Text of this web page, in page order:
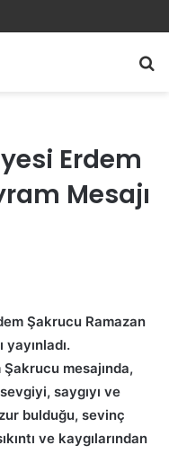
Canova
Erdem
Mesajı
Şakrucu Ramazan
mesajında,
saygıyı ve
bulduğu, sevinç
ve kaygılarından